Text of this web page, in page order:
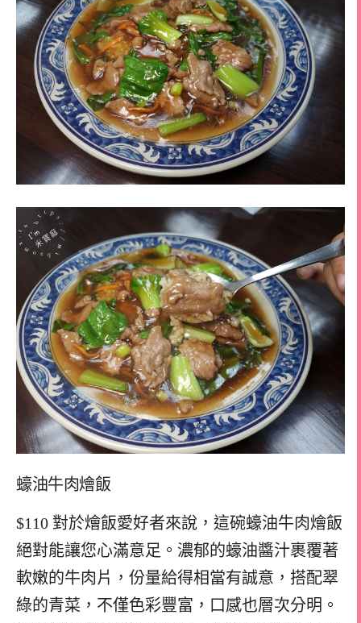
蠔油牛肉燴飯
$110 對於燴飯愛好者來說，這碗蠔油牛肉燴飯
絕對能讓您心滿意足。濃郁的蠔油醬汁裹覆著
軟嫩的牛肉片，份量給得相當有誠意，搭配翠
綠的青菜，不僅色彩豐富，口感也層次分明。